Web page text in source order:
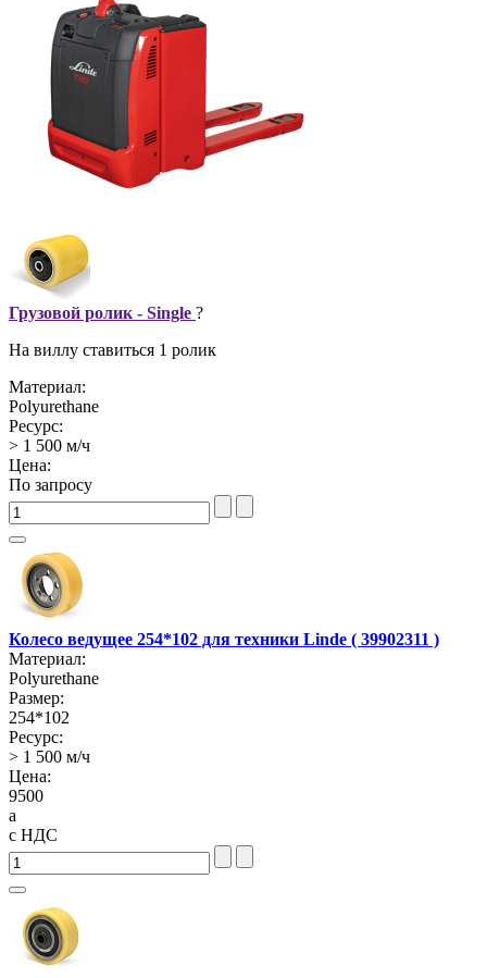
Грузовой ролик - Single ?
На виллу ставиться 1 ролик
Материал:
Polyurethane
Ресурс:
> 1 500 м/ч
Цена:
По запросу
Колесо ведущее 254*102 для техники Linde ( 39902311 )
Материал:
Polyurethane
Размер:
254*102
Ресурс:
> 1 500 м/ч
Цена:
9500
a
с НДС